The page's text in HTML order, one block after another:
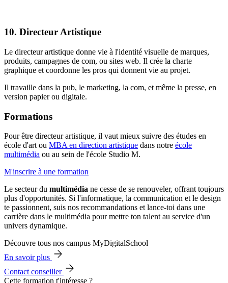
10. Directeur Artistique
Le directeur artistique donne vie à l'identité visuelle de marques,
produits, campagnes de com, ou sites web. Il crée la charte
graphique et coordonne les pros qui donnent vie au projet.
Il travaille dans la pub, le marketing, la com, et même la presse, en
version papier ou digitale.
Formations
Pour être directeur artistique, il vaut mieux suivre des études en
école d'art ou MBA en direction artistique dans notre école
multimédia ou au sein de l'école Studio M.
M'inscrire à une formation
Le secteur du multimédia ne cesse de se renouveler, offrant toujours
plus d'opportunités. Si l'informatique, la communication et le design
te passionnent, suis nos recommandations et lance-toi dans une
carrière dans le multimédia pour mettre ton talent au service d'un
univers dynamique.
Découvre tous nos campus MyDigitalSchool
En savoir plus
Contact conseiller
Cette formation t'intéresse ?